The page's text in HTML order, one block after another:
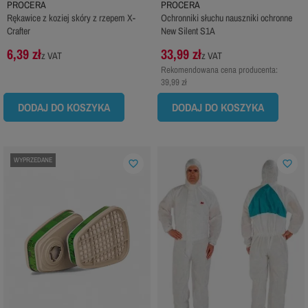
PROCERA
Rękawice z koziej skóry z rzepem X-
Crafter
6,39 złz VAT
DODAJ DO KOSZYKA
PROCERA
Ochronniki słuchu nauszniki ochronne
New Silent S1A
33,99 złz VAT
Rekomendowana cena producenta:
39,99 zł
DODAJ DO KOSZYKA
WYPRZEDANE favorite_border favorite_border